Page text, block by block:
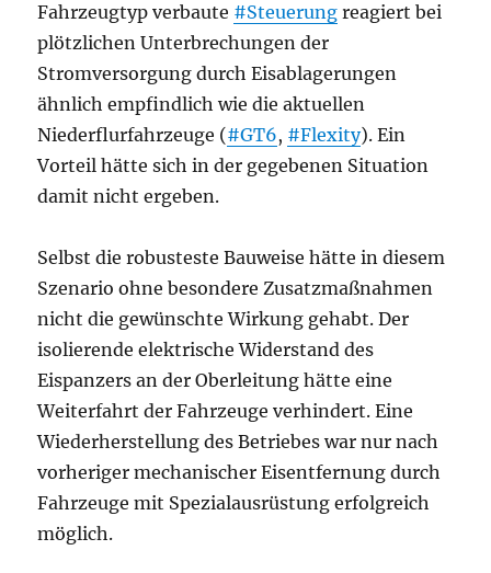
Fahrzeugtyp verbaute #Steuerung reagiert bei
plötzlichen Unterbrechungen der
Stromversorgung durch Eisablagerungen
ähnlich empfindlich wie die aktuellen
Niederflurfahrzeuge (#GT6, #Flexity). Ein
Vorteil hätte sich in der gegebenen Situation
damit nicht ergeben.
Selbst die robusteste Bauweise hätte in diesem
Szenario ohne besondere Zusatzmaßnahmen
nicht die gewünschte Wirkung gehabt. Der
isolierende elektrische Widerstand des
Eispanzers an der Oberleitung hätte eine
Weiterfahrt der Fahrzeuge verhindert. Eine
Wiederherstellung des Betriebes war nur nach
vorheriger mechanischer Eisentfernung durch
Fahrzeuge mit Spezialausrüstung erfolgreich
möglich.